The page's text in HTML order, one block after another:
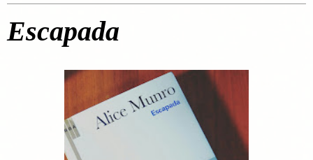
Escapada